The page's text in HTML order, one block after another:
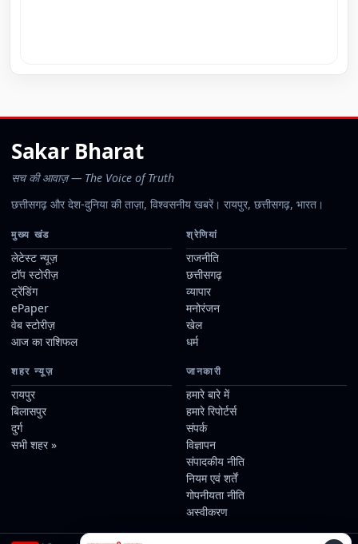
Sakar Bharat
सच की आवाज़ — The Voice of Truth
छत्तीसगढ़ और देश-दुनिया की ताज़ा, विश्वसनीय खबरें। रायपुर, छत्तीसगढ़, भारत।
मुख्य खंड
लेटेस्ट न्यूज़
टॉप स्टोरीज़
ट्रेंडिंग
ePaper
वेब स्टोरीज़
आज का राशिफल
श्रेणियां
राजनीति
छत्तीसगढ़
व्यापार
मनोरंजन
खेल
धर्म
शहर न्यूज़
रायपुर
बिलासपुर
दुर्ग
सभी शहर »
जानकारी
हमारे बारे में
हमारे रिपोर्टर्स
संपर्क
विज्ञापन
संपादकीय नीति
नियम एवं शर्तें
गोपनीयता नीति
अस्वीकरण